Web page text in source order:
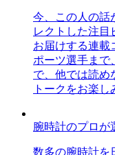
今、この人の話
レクトした注目
お届けする連載
ポーツ選手まで
で、他では読め
トークをお楽し
腕時計のプロが
数多の腕時計を